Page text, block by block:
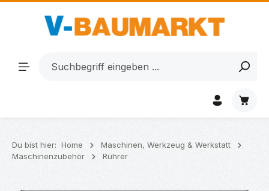
Zum Hauptinhalt springen
Du bist hier: Home
Maschinen, Werkzeug & Werkstatt
Maschinenzubehör
Rührer